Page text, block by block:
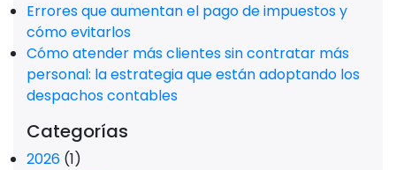
Errores que aumentan el pago de impuestos y
cómo evitarlos
Cómo atender más clientes sin contratar más
personal: la estrategia que están adoptando los
despachos contables
Categorías
2026 (1)